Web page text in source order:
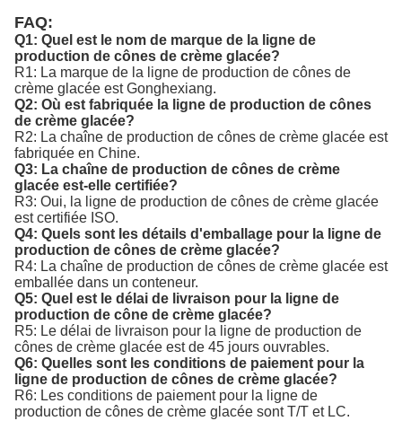
FAQ:
Q1: Quel est le nom de marque de la ligne de
production de cônes de crème glacée?
R1: La marque de la ligne de production de cônes de
crème glacée est Gonghexiang.
Q2: Où est fabriquée la ligne de production de cônes
de crème glacée?
R2: La chaîne de production de cônes de crème glacée est
fabriquée en Chine.
Q3: La chaîne de production de cônes de crème
glacée est-elle certifiée?
R3: Oui, la ligne de production de cônes de crème glacée
est certifiée ISO.
Q4: Quels sont les détails d'emballage pour la ligne de
production de cônes de crème glacée?
R4: La chaîne de production de cônes de crème glacée est
emballée dans un conteneur.
Q5: Quel est le délai de livraison pour la ligne de
production de cône de crème glacée?
R5: Le délai de livraison pour la ligne de production de
cônes de crème glacée est de 45 jours ouvrables.
Q6: Quelles sont les conditions de paiement pour la
ligne de production de cônes de crème glacée?
R6: Les conditions de paiement pour la ligne de
production de cônes de crème glacée sont T/T et LC.